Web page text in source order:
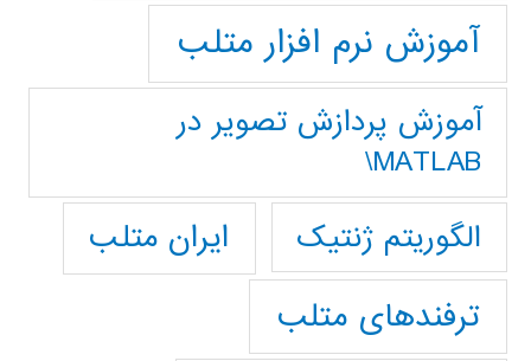
آموزش نرم افزار متلب
آموزش پردازش تصوير در
MATLAB\
الگوریتم ژنتیک
ایران متلب
ترفندهای متلب